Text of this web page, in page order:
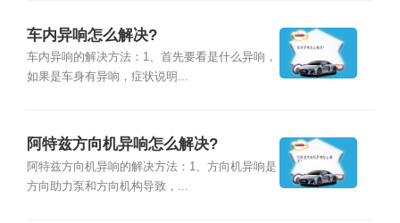
车内异响怎么解决?
车内异响的解决方法：1、首先要看是什么异响，
如果是车身有异响，症状说明...
阿特兹方向机异响怎么解决?
阿特兹方向机异响的解决方法：1、方向机异响是
方向助力泵和方向机构导致，...